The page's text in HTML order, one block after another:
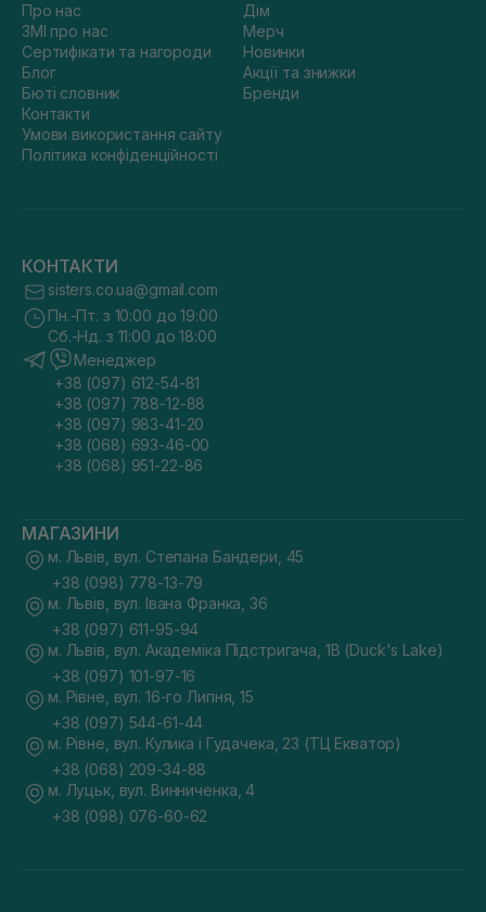
Про нас
ЗМІ про нас
Сертифікати та нагороди
Блог
Бюті словник
Контакти
Умови використання сайту
Політика конфіденційності
Дім
Мерч
Новинки
Акції та знижки
Бренди
КОНТАКТИ
sisters.co.ua@gmail.com
Пн.-Пт. з 10:00 до 19:00
Сб.-Нд. з 11:00 до 18:00
Менеджер
+38 (097) 612-54-81
+38 (097) 788-12-88
+38 (097) 983-41-20
+38 (068) 693-46-00
+38 (068) 951-22-86
МАГАЗИНИ
м. Львів, вул. Степана Бандери, 45
+38 (098) 778-13-79
м. Львів, вул. Івана Франка, 36
+38 (097) 611-95-94
м. Львів, вул. Академіка Підстригача, 1В (Duck's Lake)
+38 (097) 101-97-16
м. Рівне, вул. 16-го Липня, 15
+38 (097) 544-61-44
м. Рівне, вул. Кулика і Гудачека, 23 (ТЦ Екватор)
+38 (068) 209-34-88
м. Луцьк, вул. Винниченка, 4
+38 (098) 076-60-62